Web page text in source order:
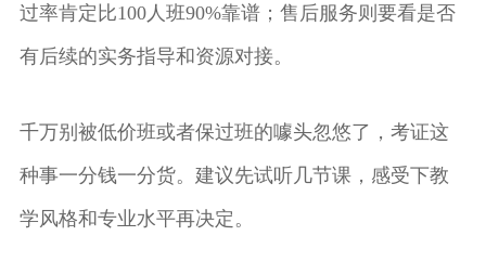
过率肯定比100人班90%靠谱；售后服务则要看是否
有后续的实务指导和资源对接。
千万别被低价班或者保过班的噱头忽悠了，考证这
种事一分钱一分货。建议先试听几节课，感受下教
学风格和专业水平再决定。